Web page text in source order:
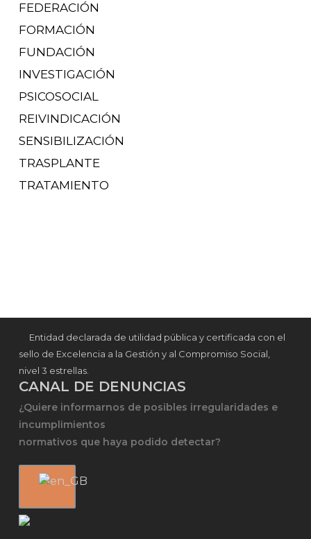
FEDERACIÓN
FORMACIÓN
FUNDACIÓN
INVESTIGACIÓN
PSICOSOCIAL
REIVINDICACIÓN
SENSIBILIZACIÓN
TRASPLANTE
TRATAMIENTO
Entidad declarada de utilidad pública y certificada con el
sello de Excelencia a la Gestión y al Compromiso Social,
nivel 3 estrellas.
CANAL DE DENUNCIAS
¿Quiere informarnos de posibles irregularidades e
incumplimientos
normativos que haya podido detectar?